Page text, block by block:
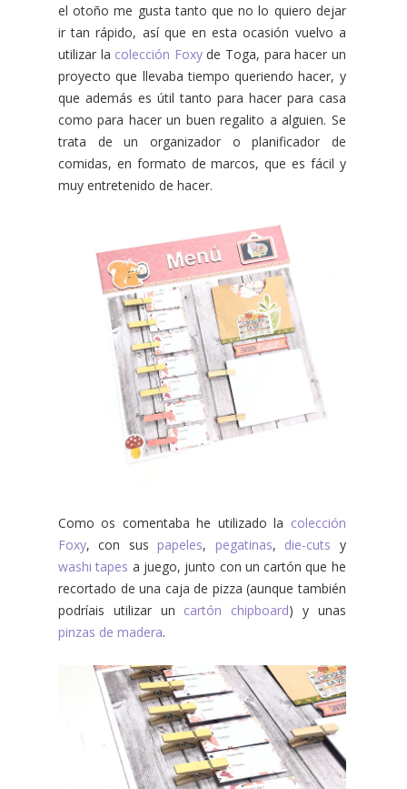
el otoño me gusta tanto que no lo quiero dejar
ir tan rápido, así que en esta ocasión vuelvo a
utilizar la colección Foxyde Toga, para hacer un
proyecto que llevaba tiempo queriendo hacer, y
que además es útil tanto para hacer para casa
como para hacer un buen regalito a alguien. Se
trata de un organizador o planificador de
comidas, en formato de marcos, que es fácil y
muy entretenido de hacer.
Como os comentaba he utilizado la colección
Foxy, con sus papeles, pegatinas, die-cuts y
washi tapes a juego, junto con un cartón que he
recortado de una caja de pizza (aunque también
podríais utilizar un cartón chipboard) y unas
pinzas de madera.